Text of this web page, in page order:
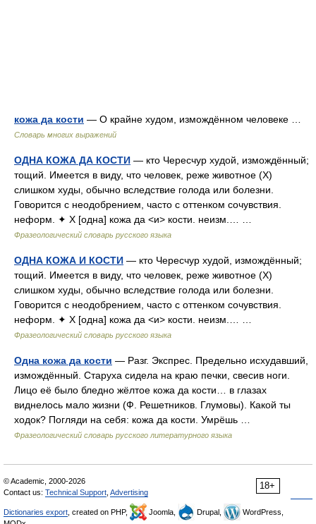
кожа да кости — О крайне худом, измождённом человеке …
Словарь многих выражений
ОДНА КОЖА ДА КОСТИ — кто Чересчур худой, измождённый;
тощий. Имеется в виду, что человек, реже животное (Х)
слишком худы, обычно вследствие голода или болезни.
Говорится с неодобрением, часто с оттенком сочувствия.
неформ. ✦ Х [одна] кожа да <и> кости. неизм.… …
Фразеологический словарь русского языка
ОДНА КОЖА И КОСТИ — кто Чересчур худой, измождённый;
тощий. Имеется в виду, что человек, реже животное (Х)
слишком худы, обычно вследствие голода или болезни.
Говорится с неодобрением, часто с оттенком сочувствия.
неформ. ✦ Х [одна] кожа да <и> кости. неизм.… …
Фразеологический словарь русского языка
Одна кожа да кости — Разг. Экспрес. Предельно исхудавший,
измождённый. Старуха сидела на краю печки, свесив ноги.
Лицо её было бледно жёлтое кожа да кости… в глазах
виднелось мало жизни (Ф. Решетников. Глумовы). Какой ты
ходок? Погляди на себя: кожа да кости. Умрёшь …
Фразеологический словарь русского литературного языка
18+
© Academic, 2000-2026
Contact us: Technical Support Advertising
Dictionaries export , created on PHP, Joomla, Drupal,
WordPress,